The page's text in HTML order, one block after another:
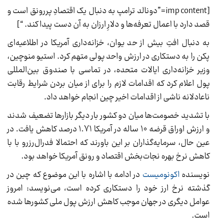
[imp content=”دونالد ترامپ به دنبال یک اقتصادِ پررونق است و
قصد دارد با اعمال تعرفه‌ها و دلارِ ارزان به آن دست پیدا کند. “]
به دنبال افتِ بیش از حد یوان، خزانه‌داری آمریکا در اطلاعیه‌ای
پکن را به دستکاری در ارزش واحد پولی متهم کرد. استیو منوچین،
وزیر خزانه‌داری ایالات متحده، در تماسی با صندوق بین‌المللی
پول اعلام کرد که اقدامات لازم را برای از میان بردن شرایط رقابت
ناعادلانه ناشی از اقدامات اخیر چین انجام خواهد داد.
با تشدید خصومت‌ها میان دو کشور بار دیگر بازارها تضعیف شدند
و ارزش اوراق قرضه 10 ساله در آمریکا 1.71 درصد کاهش یافت. در
عین حال، سرمایه‌گذاران بر این باورند که احتمالا فدرال‌رزرو با با
کاهش نرخ بهره نجات‌بخش اقتصاد و رونق آمریکا خواهد بود.
نویسنده اکونومیست در ادامه با اشاره با این موضوع که چین در
گذشته نرخ ارز خود را دستکاری کرده است، می‌نویسد: امروز
عوامل دیگری در جهان موجب کاهش ارزش پول ملی کشورها شده
است.